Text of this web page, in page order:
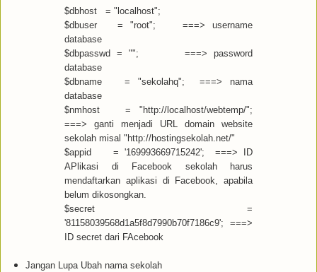
$dbhost = "localhost";
$dbuser = "root"; ===> username
database
$dbpasswd = ""; ===> password
database
$dbname = "sekolahq"; ===> nama
database
$nmhost = "http://localhost/webtemp/";
===> ganti menjadi URL domain website
sekolah misal "http://hostingsekolah.net/"
$appid = '169993669715242'; ===> ID
APlikasi di Facebook sekolah harus
mendaftarkan aplikasi di Facebook, apabila
belum dikosongkan.
$secret =
'81158039568d1a5f8d7990b70f7186c9'; ===>
ID secret dari FAcebook
Jangan Lupa Ubah nama sekolah